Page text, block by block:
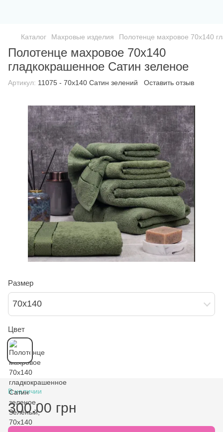
Каталог Махровые изделия Полотенце махровое 70х140
Полотенце махровое 70х140
гладкокрашенное Сатин зеленое
Артикул: 11075 - 70х140 Сатин зелений Оставить отзыв
Размер
70х140
Цвет
В наличии
300.00 грн